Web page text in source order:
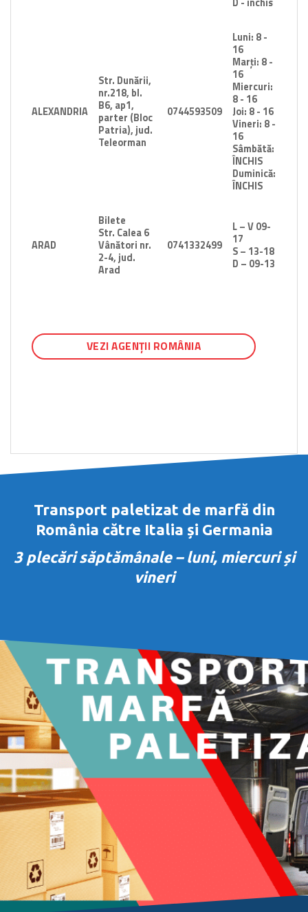
ALEXANDRIA
Str. Dunării,
nr.218, bl.
B6, ap1,
parter (Bloc
Patria), jud.
Teleorman
0744593509
Luni: 8 -
16
Marți: 8 -
16
Miercuri:
8 - 16
Joi: 8 - 16
Vineri: 8 -
16
Sâmbătă:
ÎNCHIS
Duminică:
ÎNCHIS
ARAD
Bilete
Str. Calea 6
Vânători nr.
2-4, jud.
Arad
0741332499
L – V 09-
17
S – 13-18
D – 09-13
VEZI AGENȚII ROMÂNIA
Transport paletizat de marfă din
România către Italia și Germania
3 plecări săptămânale – luni, miercuri și
vineri